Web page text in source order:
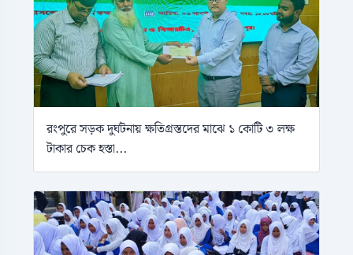
রংপুরে সড়ক দুর্ঘটনায় ক্ষতিগ্রস্তদের মাঝে ১ কোটি ৩ লক্ষ
টাকার চেক হস্তা...